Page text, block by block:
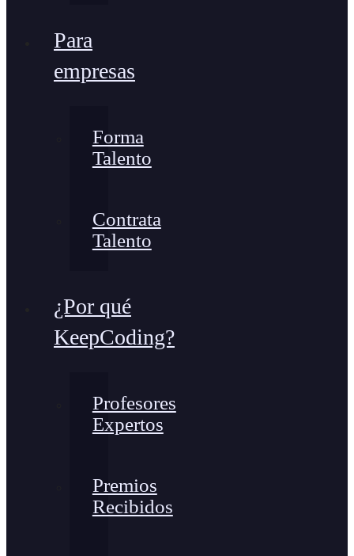
Para
empresas
Forma
Talento
Contrata
Talento
¿Por qué
KeepCoding?
Profesores
Expertos
Premios
Recibidos